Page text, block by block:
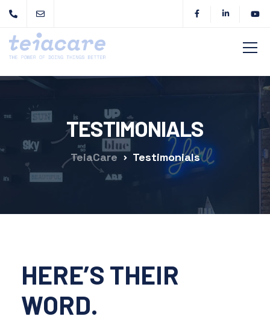
TESTIMONIALS
TeiaCare Testimonials
HERE’S THEIR
WORD.